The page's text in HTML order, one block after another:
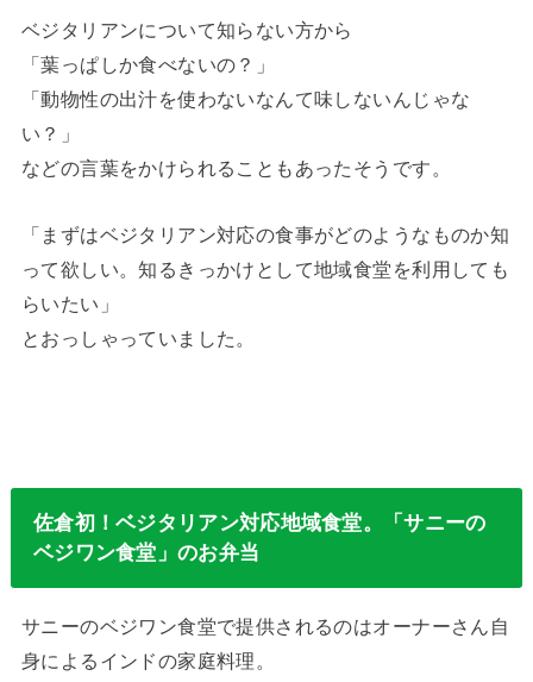
ベジタリアンについて知らない方から
「葉っぱしか食べないの？」
「動物性の出汁を使わないなんて味しないんじゃな
い？」
などの言葉をかけられることもあったそうです。
「まずはベジタリアン対応の食事がどのようなものか知
って欲しい。知るきっかけとして地域食堂を利用しても
らいたい」
とおっしゃっていました。
佐倉初！ベジタリアン対応地域食堂。「サニーの
ベジワン食堂」のお弁当
サニーのベジワン食堂で提供されるのはオーナーさん自
身によるインドの家庭料理。